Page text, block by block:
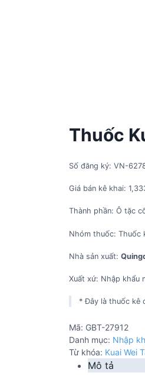
Thuốc
Số đăng ký: VN-
Giá bán kê khai:
Thành phần: Ô tặc
Nhóm thuốc: Thuốc
Nhà sản xuất:
Xuất xứ: Nhập khẩu
* Đây là thuốc kê
Mã: GBT-27912
Danh mục: Nhập
Từ khóa: Kuai Wei
Mô tả